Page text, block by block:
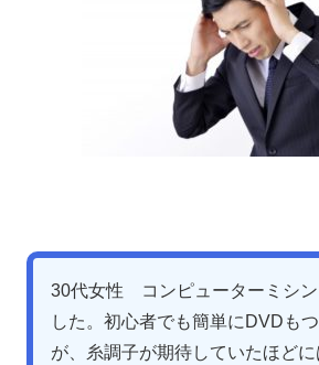
30代女性 コンピューターミシン
した。初心者でも簡単にDVDも
が、糸調子が期待していたほどに